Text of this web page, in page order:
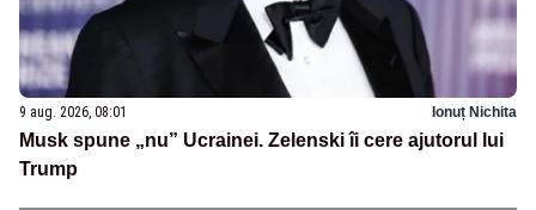
9 aug. 2026, 08:01 Ionuț Nichita
Musk spune „nu” Ucrainei. Zelenski îi cere ajutorul lui
Trump